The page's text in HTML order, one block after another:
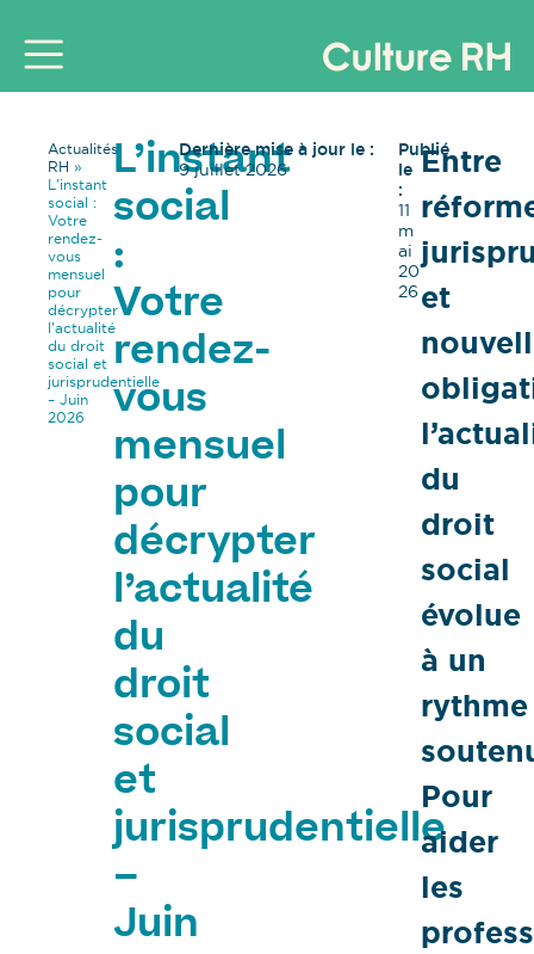
Actualités
RH »
L’instant
social :
Votre
rendez-
vous
mensuel
pour
décrypter
l’actualité
du droit
social et
jurisprudentielle
– Juin
2026
L’instant
social
:
Votre
rendez-
vous
mensuel
pour
décrypter
l’actualité
du
droit
social
et
jurisprudentielle
–
Juin
Dernière mise à jour le :
9 juillet 2026
Publié
le
:
11
m
ai
20
26
Entre
et
du
droit
social
évolue
à un
rythme
Pour
aider
les